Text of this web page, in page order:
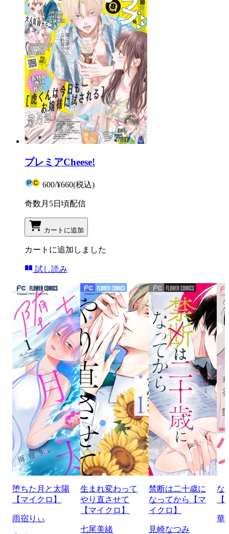
プレミアCheese!
600/¥660(税込)
奇数月5日頃配信
カートに追加
カートに追加しました
試し読み
堕ちた月と太陽
【マイクロ】
雨宿りぃ
生まれ変わって
やり直させて
【マイクロ】
七尾美緒
禁断は二十歳に
なってから【マ
イクロ】
見崎なつみ
な
華